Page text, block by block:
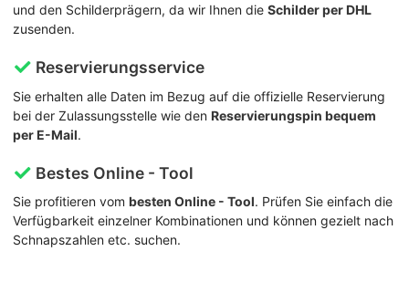
und den Schilderprägern, da wir Ihnen die Schilder per DHL
zusenden.
Reservierungsservice
Sie erhalten alle Daten im Bezug auf die offizielle Reservierung
bei der Zulassungsstelle wie den Reservierungspin bequem
per E-Mail.
Bestes Online - Tool
Sie profitieren vom besten Online - Tool. Prüfen Sie einfach die
Verfügbarkeit einzelner Kombinationen und können gezielt nach
Schnapszahlen etc. suchen.